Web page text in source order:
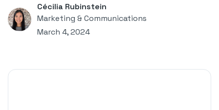
Cécilia Rubinstein
Marketing & Communications
March 4, 2024